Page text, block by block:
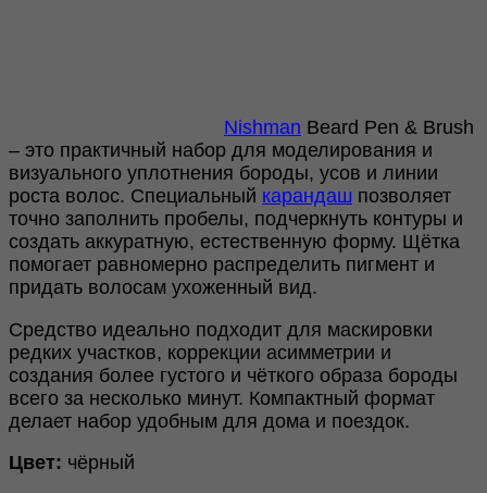
Nishman Beard Pen & Brush
– это практичный набор для моделирования и
визуального уплотнения бороды, усов и линии
роста волос. Специальный карандаш позволяет
точно заполнить пробелы, подчеркнуть контуры и
создать аккуратную, естественную форму. Щётка
помогает равномерно распределить пигмент и
придать волосам ухоженный вид.
Средство идеально подходит для маскировки
редких участков, коррекции асимметрии и
создания более густого и чёткого образа бороды
всего за несколько минут. Компактный формат
делает набор удобным для дома и поездок.
Цвет: чёрный